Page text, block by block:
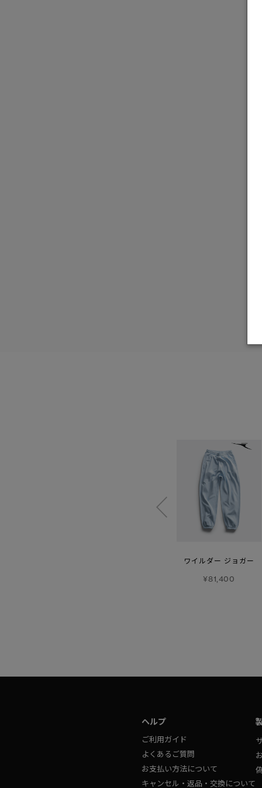
ワイルダー ジョガー
¥81,400
ヘルプ
ご利用ガイド
よくあるご質問
お支払い方法について
キャンセル・返品・交換について